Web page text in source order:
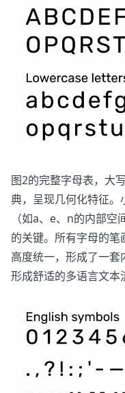
图2的完整字母表，大
典，呈现几何化特征
（如a、e、n的内部
的关键。所有字母的
高度统一，形成了一
形成舒适的多语言文本